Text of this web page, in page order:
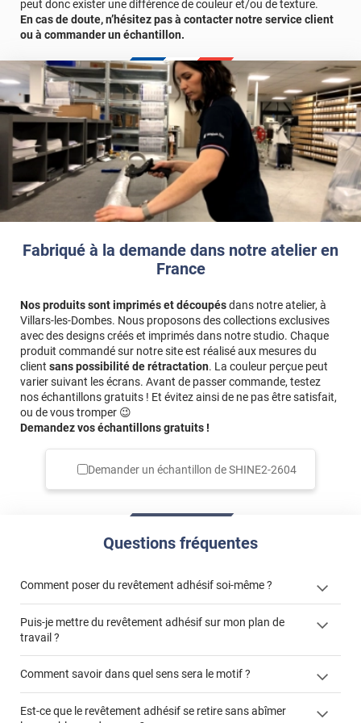
Fabriqué à la demande dans notre atelier en
France
Nos produits sont imprimés et découpésdans notre atelier, à
Villars-les-Dombes. Nous proposons des collections exclusives
avec des designs créés et imprimés dans notre studio. Chaque
produit commandé sur notre site est réalisé aux mesures du
client sans possibilité de rétractation. La couleur perçue peut
varier suivant les écrans. Avant de passer commande, testez
nos échantillons gratuits ! Et évitez ainsi de ne pas être satisfait,
ou de vous tromper 😉
Demandez vos échantillons gratuits !
Demander un échantillon deSHINE2-2604
Questions fréquentes
Comment poser du revêtement adhésif soi-même ?
« Comment poser un revêtement adhésif ? »
Puis-je mettre du revêtement adhésif sur mon plan de
travail ?
"Peut-on installer du
Comment savoir dans quel sens sera le motif ?
Est-ce que le revêtement adhésif se retire sans abîmer
peut donc exister une différence de couleur et/ou de texture.
En cas de doute, n’hésitez pas à contacter notre service client
ou à commander un échantillon.